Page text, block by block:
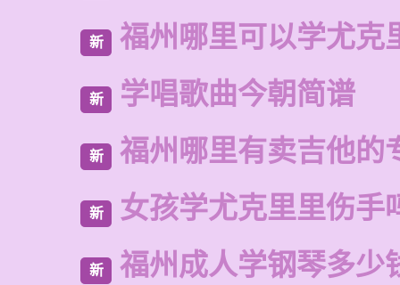
新 福州哪里可以学尤克
新 学唱歌曲今朝简谱
新 福州哪里有卖吉他的
新 女孩学尤克里里伤手
新 福州成人学钢琴多少